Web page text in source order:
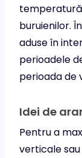
temperatură
buruienilor.
aduse în
perioadele
perioada de
Idei de
Pentru a
verticale